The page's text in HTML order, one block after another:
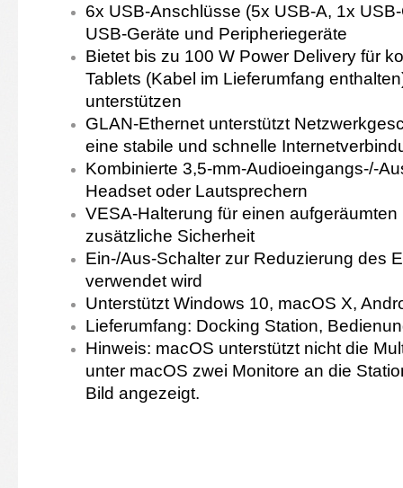
6x USB-Anschlüsse (5x USB-A, 1x
USB-Geräte und Peripheriegeräte
Bietet bis zu 100 W Power Delivery für
Tablets (Kabel im Lieferumfang
unterstützen
GLAN-Ethernet unterstützt
eine stabile und schnelle
Kombinierte 3,5-mm-Audioeingangs-/-
Headset oder Lautsprechern
VESA-Halterung für einen
zusätzliche Sicherheit
Ein-/Aus-Schalter zur Reduzierung des
verwendet wird
Unterstützt Windows 10, macOS X,
Lieferumfang: Docking Station,
Hinweis: macOS unterstützt nicht die
unter macOS zwei Monitore an die
Bild angezeigt.